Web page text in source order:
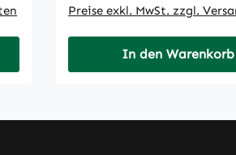
Preise exkl. MwSt. zzgl.
In den Warenkorb